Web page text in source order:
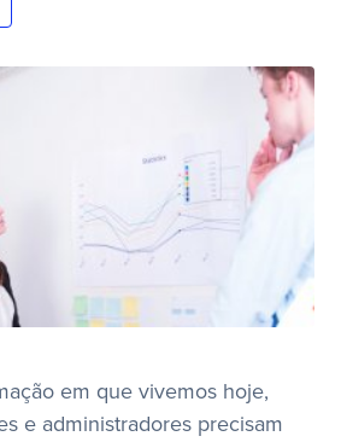
em que vivemos hoje,
e administradores precisam